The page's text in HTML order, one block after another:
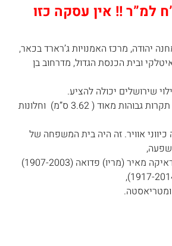
ש”ח למ”ר !! אין עסקה כזו
יהודה, מרכז האמנויות ג’רארד בכאר,
ובית הכנסת הגדול, מדרחוב בן
שירושלים יכולה להציע.
נכס זה מלא אופי, עם תקרות גבוהות מאוד ( 3.62 ס”מ) וחלונות
אוויר. זה היה בית המשפחה של
ההיסטוריון ואספן היודאיקה מאיר (מריו) פדואה (1907-2003)